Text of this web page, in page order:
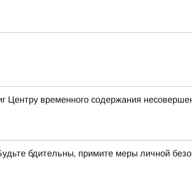
временного содержания
бдительны, примите меры личной